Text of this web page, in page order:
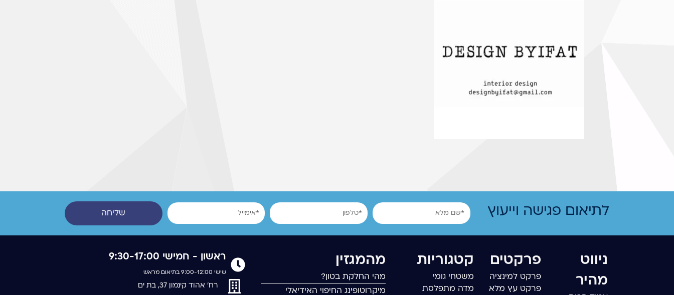
לתיאום פגישה וייעוץ שם טלפון אימייל
שליחה
ניווט
מהיר
פרקטים
פרקט למינציה
פרקט עץ מלא
קטגוריות
משטחי גומי
מדה מתפלסת
מהמגזין
מהי החלקת בטון?
מיקרוטופינג החיפוי האידיאלי
ראשון - חמישי 9:30-17:00
שישי 9:00-12:00 בתיאום מראש
רח' אהוד קינמון 37, בת ים